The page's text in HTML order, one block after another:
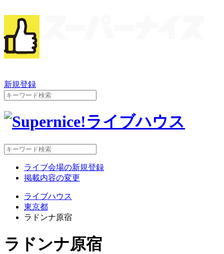
新規登録
ライブ会場の新規登録
掲載内容の変更
ライブハウス
東京都
ラドンナ原宿
ラドンナ原宿